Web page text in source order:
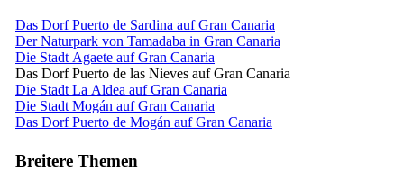
Das Dorf Puerto de Sardina auf Gran Canaria
Der Naturpark von Tamadaba in Gran Canaria
Die Stadt Agaete auf Gran Canaria
Das Dorf Puerto de las Nieves auf Gran Canaria
Die Stadt La Aldea auf Gran Canaria
Die Stadt Mogán auf Gran Canaria
Das Dorf Puerto de Mogán auf Gran Canaria
Breitere Themen